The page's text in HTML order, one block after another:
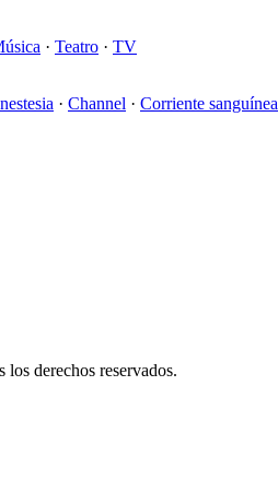
· Teatro · TV
· Channel · Corriente sanguínea
derechos reservados.